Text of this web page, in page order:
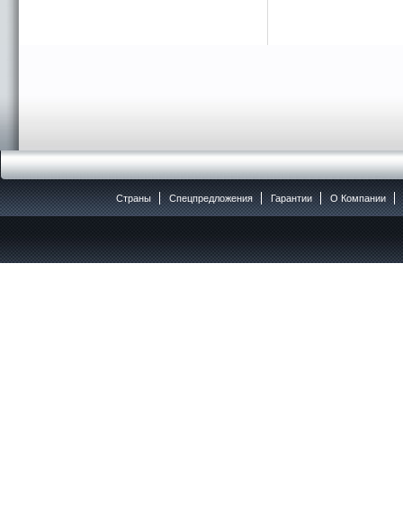
Страны Спецпредложения Гарантии O Компании